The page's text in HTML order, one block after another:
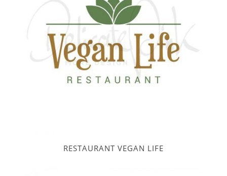
RESTAURANT VEGAN LIFE